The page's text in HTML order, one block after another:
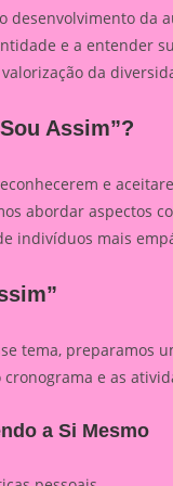
da
e a entender
da
Assim”?
e
abordar aspectos
indivíduos mais
tema, preparamos
e as
a Si Mesmo